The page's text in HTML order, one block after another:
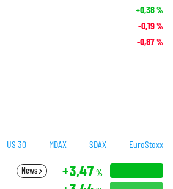
+0,38%
-0,19%
-0,87%
US 30 MDAX SDAX EuroStoxx
News +3,47 %